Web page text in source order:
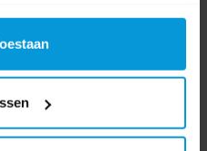
stofwisset
De ergonomische steel
lengte. Materiaal is kwalitatief